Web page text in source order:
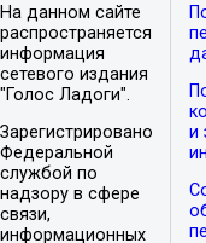
На данном сайте
распространяется
информация
сетевого издания
"Голос Ладоги".
Зарегистрировано
Федеральной
службой по
надзору в сфере
связи,
информационных
и